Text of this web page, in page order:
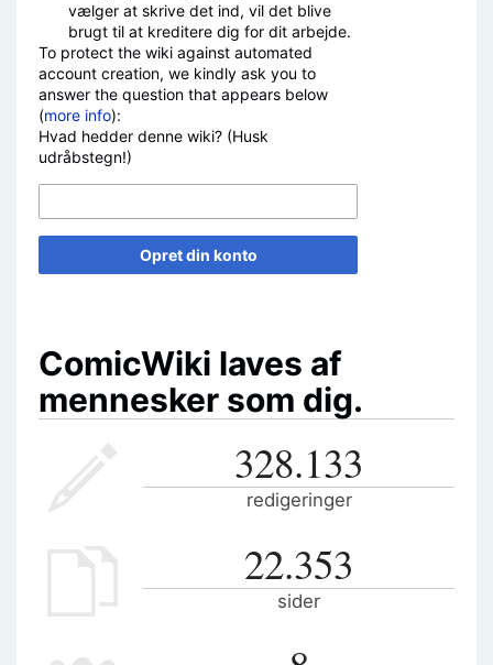
vælger at skrive det ind, vil det blive
brugt til at kreditere dig for dit arbejde.
To protect the wiki against automated
account creation, we kindly ask you to
answer the question that appears below
(more info):
Hvad hedder denne wiki? (Husk
udråbstegn!)
Opret din konto
ComicWiki laves af
mennesker som dig.
328.133
redigeringer
22.353
sider